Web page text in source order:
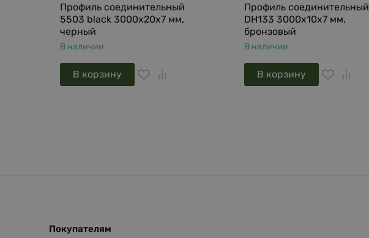
Профиль соединительный
5503 black 3000х20х7 мм,
черный
В наличии
В корзину
Профиль соединительный
DH133 3000х10х7 мм,
бронзовый
В наличии
В корзину
Покупателям